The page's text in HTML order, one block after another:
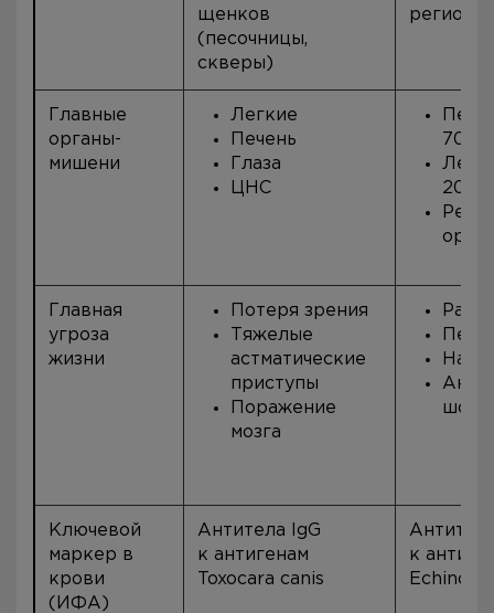
щенков
(песочницы,
скверы)
регионах
Главные
органы-
мишени
Легкие
Печень
Глаза
ЦНС
70%
20%
Главная
угроза
жизни
Потеря зрения
Тяжелые
астматические
приступы
Поражение
мозга
шок
Ключевой
маркер в
крови
(ИФА)
Антитела IgG
к антигенам
Toxocara canis
к